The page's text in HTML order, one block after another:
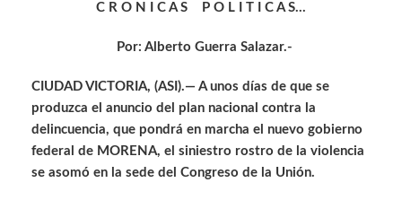
C R O N I C A S P O L I T I C A S…
Por: Alberto Guerra Salazar.-
CIUDAD VICTORIA, (ASI).— A unos días de que se
produzca el anuncio del plan nacional contra la
delincuencia, que pondrá en marcha el nuevo gobierno
federal de MORENA, el siniestro rostro de la violencia
se asomó en la sede del Congreso de la Unión.